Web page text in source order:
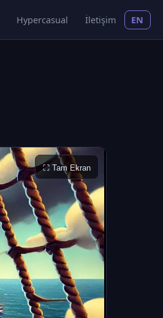
Hypercasual İletişim EN
⛶ Tam Ekran